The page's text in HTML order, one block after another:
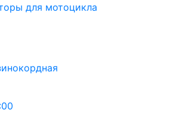
для мотоцикла